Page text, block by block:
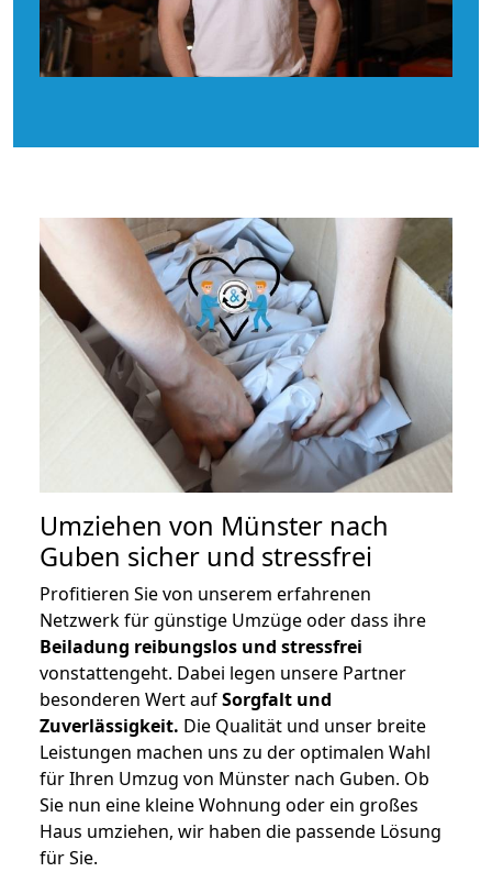
Umziehen von Münster nach
Guben sicher und stressfrei
Profitieren Sie von unserem erfahrenen
Netzwerk für günstige Umzüge oder dass ihre
Beiladung reibungslos und stressfrei
vonstattengeht. Dabei legen unsere Partner
besonderen Wert aufSorgfalt und
Zuverlässigkeit. Die Qualität und unser breite
Leistungen machen uns zu der optimalen Wahl
für Ihren Umzug von Münster nach Guben. Ob
Sie nun eine kleine Wohnung oder ein großes
Haus umziehen, wir haben die passende Lösung
für Sie.